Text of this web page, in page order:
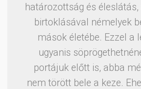
határozottság és
birtoklásával némelyek
mások életébe. Ezzel a
ugyanis
portájuk előtt is, abba
nem törött bele a keze.